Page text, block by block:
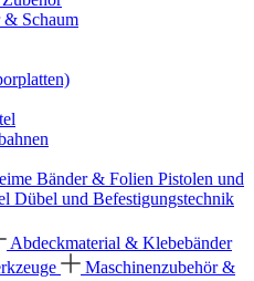
& Schaum
Bänder & Folien Pistolen und
Dübel und Befestigungstechnik
Abdeckmaterial & Klebebänder
Maschinenzubehör &